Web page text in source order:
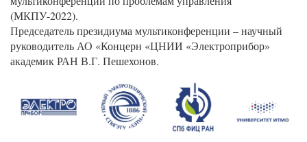
(МКПУ-2022).
Председатель президиума мультиконференции – научный
руководитель АО «Концерн «ЦНИИ «Электроприбор»
академик РАН В.Г. Пешехонов.